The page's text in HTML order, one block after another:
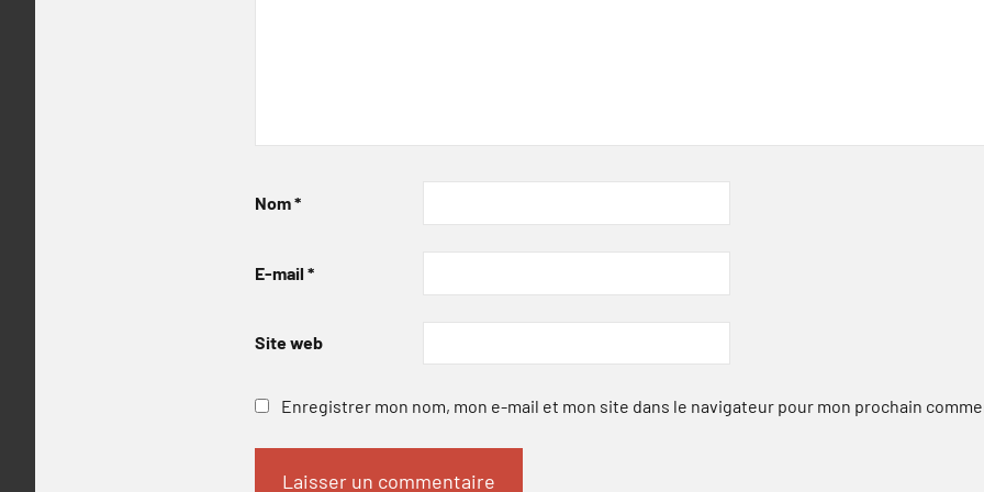
Nom*
E-mail *
Site web
Enregistrer mon nom, mon e-mail et mon site dans le navigateur pour mon prochain